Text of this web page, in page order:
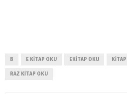
B E KITAP OKU EKITAP OKU
RAZ KITAP OKU